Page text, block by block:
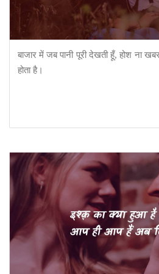
बाजार में जब पानी पूरी देखती हूँ, होश ना
होता है।